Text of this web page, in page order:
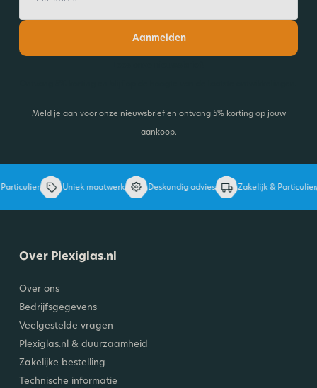
Aanmelden
Meld je aan voor onze nieuwsbrief en ontvang 5% korting op jouw
aankoop.
Uniek maatwerk Deskundig advies Zakelijk & Particulier
Over Plexiglas.nl
Over ons
Bedrijfsgegevens
Veelgestelde vragen
Plexiglas.nl & duurzaamheid
Zakelijke bestelling
Technische informatie